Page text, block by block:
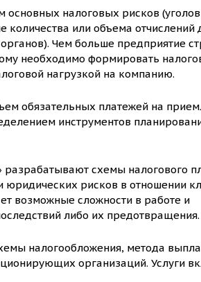
основных налоговых рисков
или объема отчислений
Чем больше предприятие
необходимо формировать
нагрузкой на компанию.
обязательных платежей на
инструментов
схемы налогового
рисков в отношении
возможные сложности в работе и
либо их предотвращения.
налогообложения, метода
организаций. Услуги